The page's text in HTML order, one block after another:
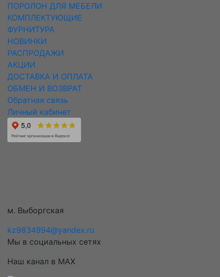
ПОРОЛОН ДЛЯ МЕБЕЛИ
КОМПЛЕКТУЮЩИЕ
ФУРНИТУРА
НОВИНКИ
РАСПРОДАЖИ
АКЦИИ
ДОСТАВКА И ОПЛАТА
ОБМЕН И ВОЗВРАТ
Обратная связь
Личный кабинет
м. Выборгская
kz9834994@yandex.ru
Мы в социальных сетях
Наш канал в MAX